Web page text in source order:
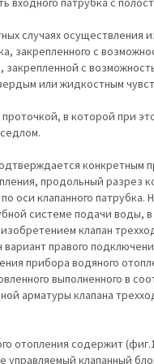
случаях
закрепленного с
с
или жидкостным
в которой при
конкретным
продольный разрез
оси клапанного патрубка.
системе подачи воды, в
клапан
правого
прибора водяного
выполненного в
арматуры клапана
отопления содержит
управляемый клапанный